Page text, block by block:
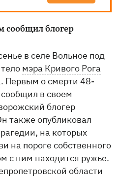
сообщил блогер
в селе Вольное под
мэра Кривого Рога
. Первым о смерти 48-
в своем
блогер
также опубликовал
на которых
на пороге собственного
с ним находится ружье.
области